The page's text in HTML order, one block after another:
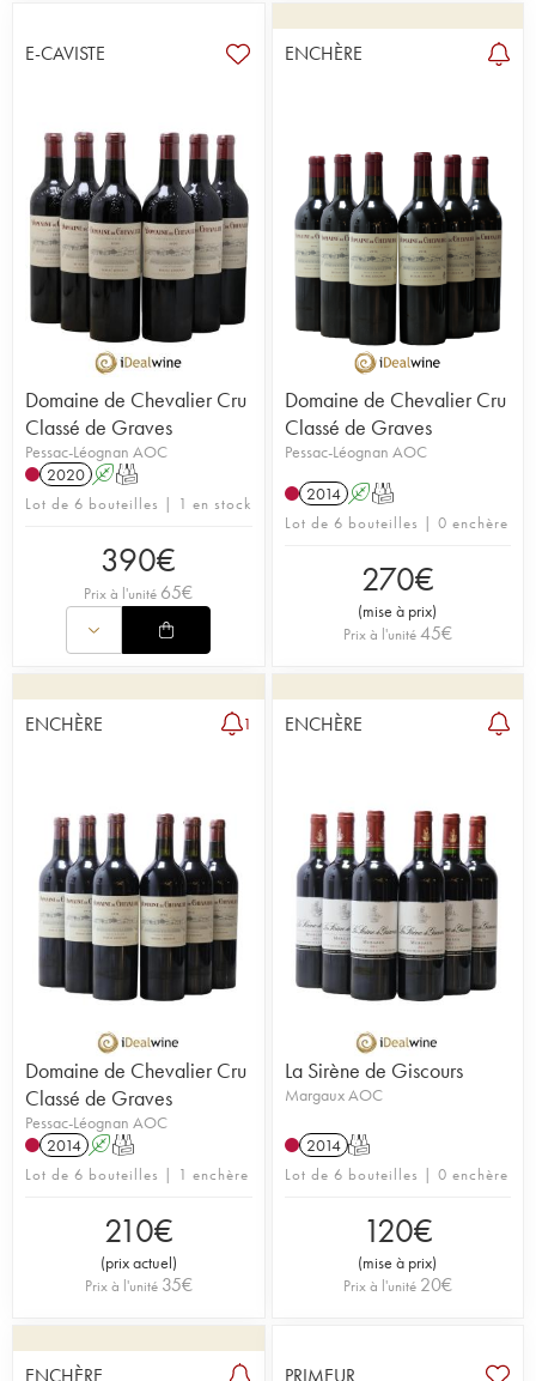
E-CAVISTE
Domaine de Chevalier Cru
Classé de Graves
Pessac-Léognan AOC
2020 AT
Lot de 6 bouteilles | 1 en stock
390€
Prix à l'unité 65€
ENCHÈRE
Domaine de Chevalier Cru
Classé de Graves
Pessac-Léognan AOC
2014 AT
Lot de 6 bouteilles | 0 enchère
270€
(mise à prix)
Prix à l'unité45€
ENCHÈRE 1
Domaine de Chevalier Cru
Classé de Graves
Pessac-Léognan AOC
2014 AT
Lot de 6 bouteilles | 1 enchère
210€
(prix actuel)
Prix à l'unité 35€
ENCHÈRE
La Sirène de Giscours
Margaux AOC
2014 T
Lot de 6 bouteilles | 0 enchère
120€
(mise à prix)
Prix à l'unité 20€
ENCHÈRE PRIMEUR